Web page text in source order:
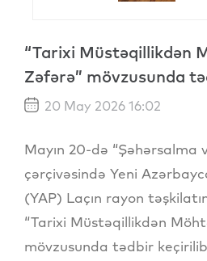
“Tarixi Müstəqillikdən
Zəfərə” mövzusunda
20 May 2026 16:02
Mayın 20-də “Şəhərsalma
çərçivəsində Yeni
(YAP) Laçın rayon
“Tarixi Müstəqillikdən
mövzusunda tədbir